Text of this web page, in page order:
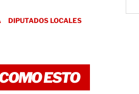
DIPUTADOS LOCALES
ESTO